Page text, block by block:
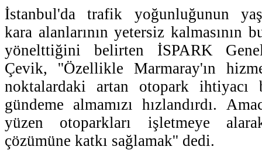
İstanbul'da trafik yoğunluğunun
kara alanlarının yetersiz kalmasının
yönelttiğini belirten İSPARK
Çevik, ''Özellikle Marmaray'ın
noktalardaki artan otopark ihtiyacı
gündeme almamızı hızlandırdı.
yüzen otoparkları işletmeye
çözümüne katkı sağlamak'' dedi.